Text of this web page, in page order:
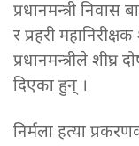
प्रधानमन्त्री
र प्रहरी
प्रधानमन्त्रीले शीघ्र
दिएका हुन् ।
निर्मला हत्या